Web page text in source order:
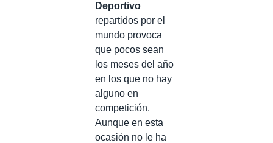
Deportivo
repartidos por el
mundo provoca
que pocos sean
los meses del año
en los que no hay
alguno en
competición.
Aunque en esta
ocasión no le ha